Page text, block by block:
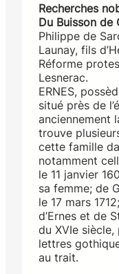
Recherches
Du Buisson de
Philippe de
Launay, fils
Réforme
Lesnerac.
ERNES,
situé près de
anciennement
trouve
cette famille
notamment
le 11 janvier
sa femme; de
le 17 mars
d’Ernes et de
du XVIe
lettres
au trait.